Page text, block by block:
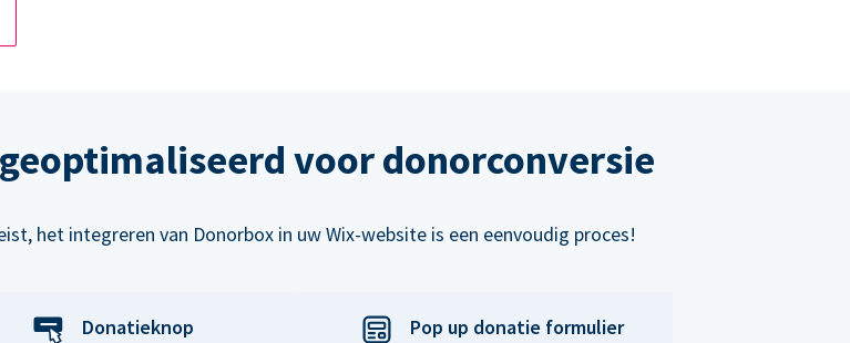
voor donorconversie
het integreren van Donorbox in uw Wix-website is een eenvoudig proces!
Donatieknop Pop up donatie formulier